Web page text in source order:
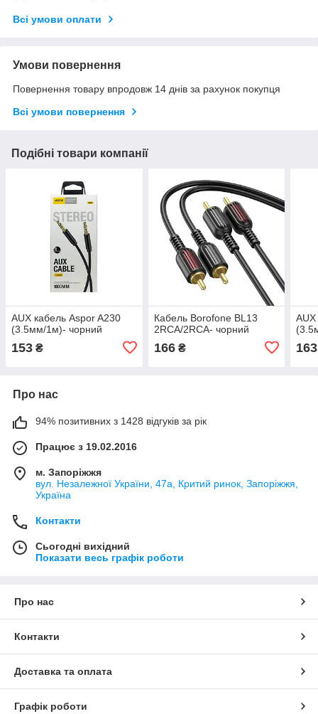
Всі умови оплати
Умови повернення
Повернення товару впродовж 14 днів за рахунок покупця
Всі умови повернення
Подібні товари компанії
AUX кабель Aspor A230
(3.5мм/1м)- чорний
153 ₴
Кабель Borofone BL13
2RCA/2RCA- чорний
166₴ 163
Про нас
94% позитивних з 1428 відгуків за рік
Працює з 19.02.2016
м. Запоріжжя
вул. Незалежної України, 47а, Критий ринок, Запоріжжя,
Україна
Контакти
Сьогодні вихідний
Показати весь графік роботи
Про нас
Контакти
Доставка та оплата
Графік роботи